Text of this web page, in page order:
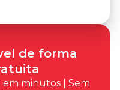
de forma
minutos | Sem